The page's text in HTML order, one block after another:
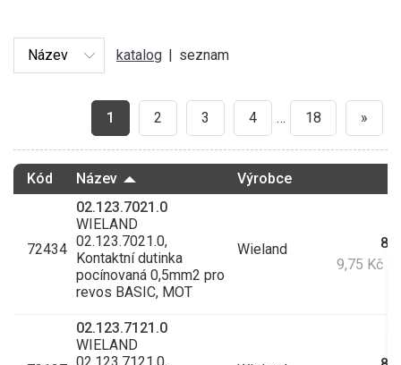
katalog | seznam
1 2 3 4 … 18 »
Kód Název Výrobce
72434
02.123.7021.0
WIELAND
02.123.7021.0,
Kontaktní dutinka
pocínovaná 0,5mm2 pro
revos BASIC, MOT
Wieland
9,75 Kč s
02.123.7121.0
WIELAND